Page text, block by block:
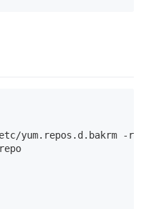
yum.repos.d.bakrm -rf